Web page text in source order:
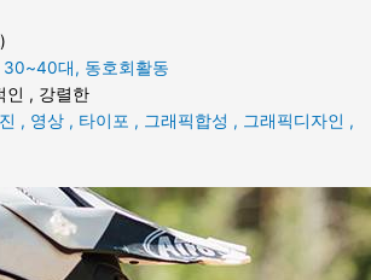
대, 동호회활동
인 , 강렬한
, 영상 , 타이포 , 그래픽합성 , 그래픽디자인 ,